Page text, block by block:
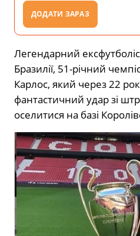
ДОДАТИ ЗАРАЗ
Легендарний
Бразилії, 51-річний
Карлос, який через 22
фантастичний удар зі
оселитися на базі